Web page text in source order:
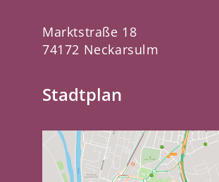
Marktstraße 18
74172 Neckarsulm
Stadtplan